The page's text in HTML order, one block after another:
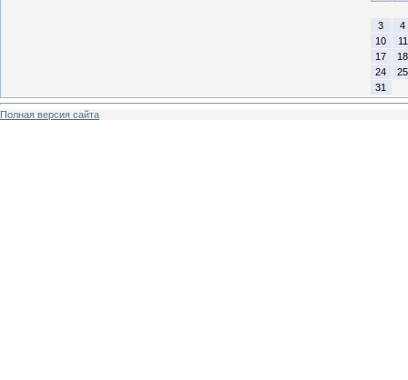
3
4
10
11
17
18
24
25
31
Полная версия сайта